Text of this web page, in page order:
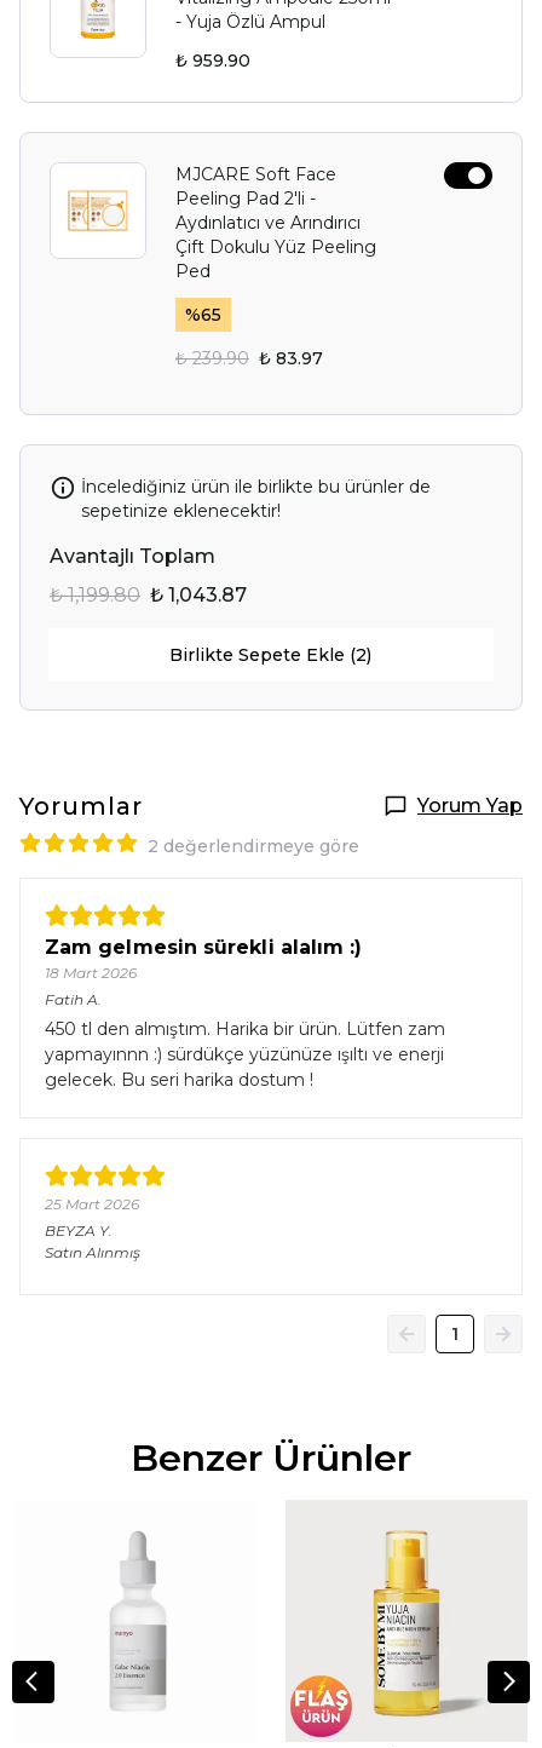
- Yuja Özlü Ampul
₺ 959.90
MJCARE Soft Face
Peeling Pad 2'li -
Aydınlatıcı ve Arındırıcı
Çift Dokulu Yüz Peeling
Ped
%65
₺ 239.90 ₺ 83.97
İncelediğiniz ürün ile birlikte bu ürünler de
sepetinize eklenecektir!
Avantajlı Toplam
₺ 1,199.80 ₺ 1,043.87
Birlikte Sepete Ekle (2)
Yorumlar Yorum Yap
2 değerlendirmeye göre
Zam gelmesin sürekli alalım :)
18 Mart 2026
Fatih A.
450 tl den almıştım. Harika bir ürün. Lütfen zam
yapmayınnn :) sürdükçe yüzünüze ışıltı ve enerji
gelecek. Bu seri harika dostum !
25 Mart 2026
BEYZA Y.
Satın Alınmış
1
Benzer Ürünler